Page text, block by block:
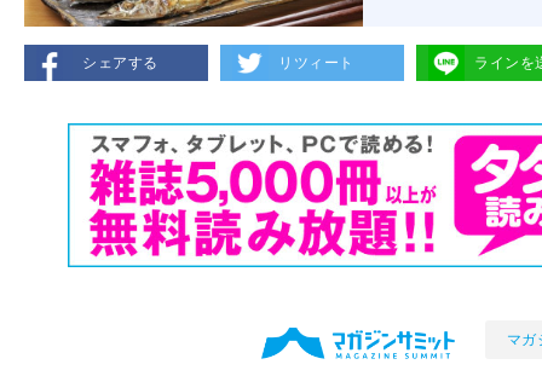
シェアする リツィート ラインを
マガ